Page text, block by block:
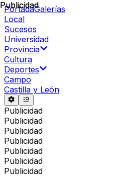
PortadaGalerías
Local
Sucesos
Universidad
Provincia
Cultura
Deportes
Campo
Castilla y León
Publicidad
Publicidad
Publicidad
Publicidad
Publicidad
Publicidad
Publicidad
Publicidad
Publicidad